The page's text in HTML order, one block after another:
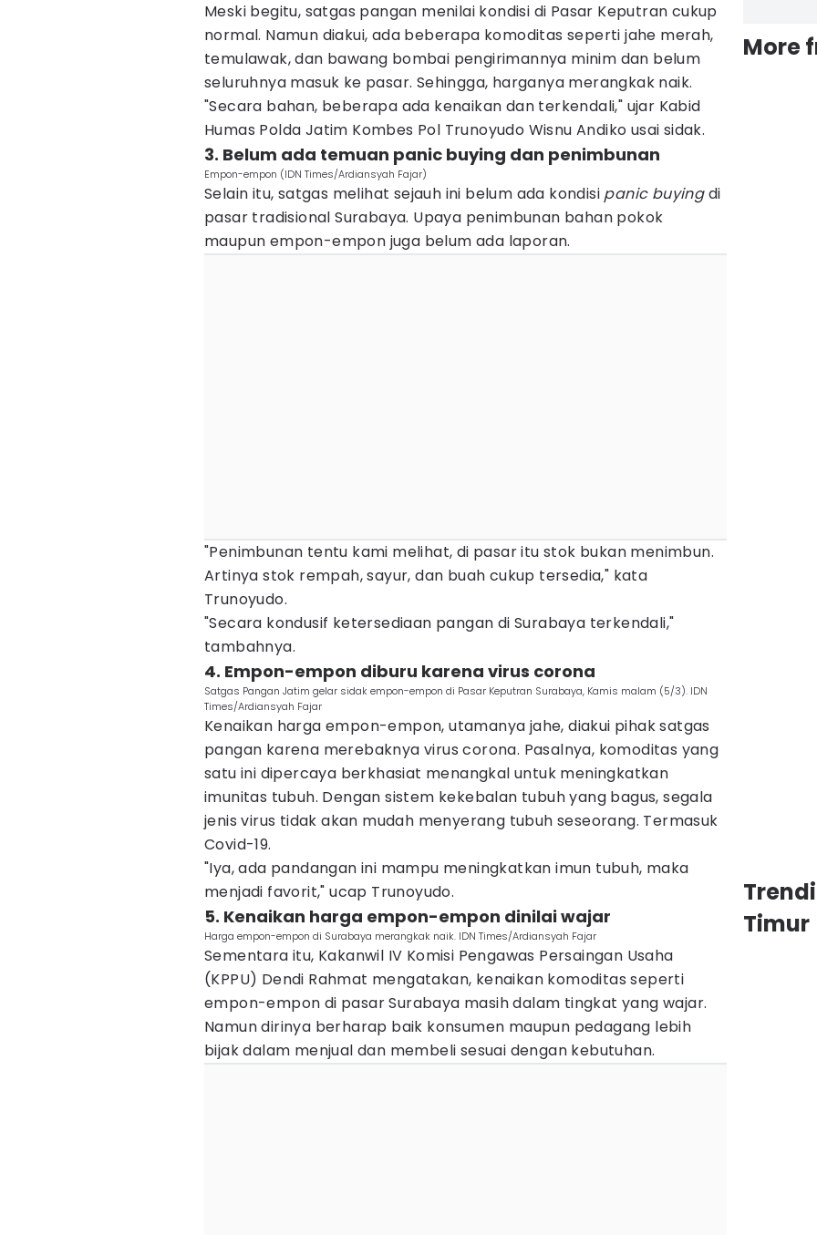
Meski begitu, satgas pangan menilai kondisi di Pasar Keputran cukup
normal. Namun diakui, ada beberapa komoditas seperti jahe merah,
temulawak, dan bawang bombai pengirimannya minim dan belum
seluruhnya masuk ke pasar. Sehingga, harganya merangkak naik.
"Secara bahan, beberapa ada kenaikan dan terkendali," ujar Kabid
Humas Polda Jatim Kombes Pol Trunoyudo Wisnu Andiko usai sidak.
3. Belum ada temuan panic buying dan penimbunan
Empon-empon (IDN Times/Ardiansyah Fajar)
Selain itu, satgas melihat sejauh ini belum ada kondisi panic buyingdi
pasar tradisional Surabaya. Upaya penimbunan bahan pokok
maupun empon-empon juga belum ada laporan.
"Penimbunan tentu kami melihat, di pasar itu stok bukan menimbun.
Artinya stok rempah, sayur, dan buah cukup tersedia," kata
Trunoyudo.
"Secara kondusif ketersediaan pangan di Surabaya terkendali,"
tambahnya.
4. Empon-empon diburu karena virus corona
Satgas Pangan Jatim gelar sidak empon-empon di Pasar Keputran Surabaya, Kamis malam (5/3). IDN
Times/Ardiansyah Fajar
Kenaikan harga empon-empon, utamanya jahe, diakui pihak satgas
pangan karena merebaknya virus corona. Pasalnya, komoditas yang
satu ini dipercaya berkhasiat menangkal untuk meningkatkan
imunitas tubuh. Dengan sistem kekebalan tubuh yang bagus, segala
jenis virus tidak akan mudah menyerang tubuh seseorang. Termasuk
Covid-19.
"Iya, ada pandangan ini mampu meningkatkan imun tubuh, maka
menjadi favorit," ucap Trunoyudo.
5. Kenaikan harga empon-empon dinilai wajar
Harga empon-empon di Surabaya merangkak naik. IDN Times/Ardiansyah Fajar
Sementara itu, Kakanwil IV Komisi Pengawas Persaingan Usaha
(KPPU) Dendi Rahmat mengatakan, kenaikan komoditas seperti
empon-empon di pasar Surabaya masih dalam tingkat yang wajar.
Namun dirinya berharap baik konsumen maupun pedagang lebih
bijak dalam menjual dan membeli sesuai dengan kebutuhan.
More
Timur